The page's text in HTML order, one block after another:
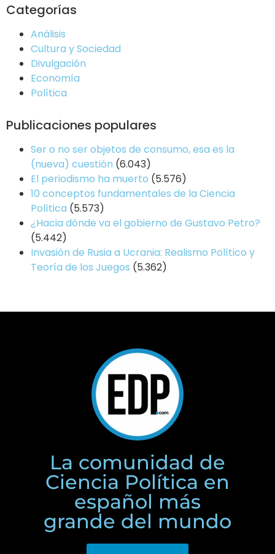
Categorías
Análisis
Cultura y Sociedad
Divulgación
Economía
Política
Publicaciones populares
Ser o no ser objetos de consumo, esa es la
(nueva) cuestión (6.043)
El periodismo ha muerto (5.576)
10 conceptos fundamentales de la Ciencia
Política (5.573)
¿Hacia dónde va el gobierno de Gustavo Petro?
(5.442)
Invasión de Rusia a Ucrania: Realismo Político y
Teoría de los Juegos (5.362)
La comunidad de
Ciencia Política en
español más
grande del mundo